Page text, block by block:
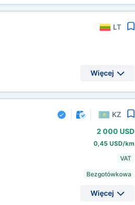
LT
Więcej
KZ
2 000 USD
0,45 USD/km
VAT
Bezgotówkowa
Więcej